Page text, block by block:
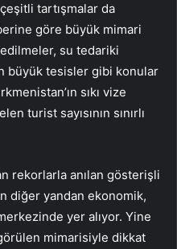
tartışmalar da
göre büyük mimari
su tedariki
büyük tesisler gibi konular
sıkı vize
turist sayısının sınırlı
rekorlarla anılan gösterişli
diğer yandan ekonomik,
yer alıyor. Yine
mimarisiyle dikkat